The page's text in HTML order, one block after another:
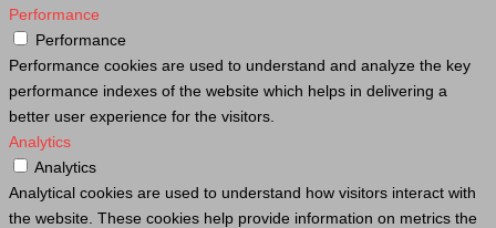
Performance
Performance
Performance cookies are used to understand and analyze the key
performance indexes of the website which helps in delivering a
better user experience for the visitors.
Analytics
Analytics
Analytical cookies are used to understand how visitors interact with
the website. These cookies help provide information on metrics the